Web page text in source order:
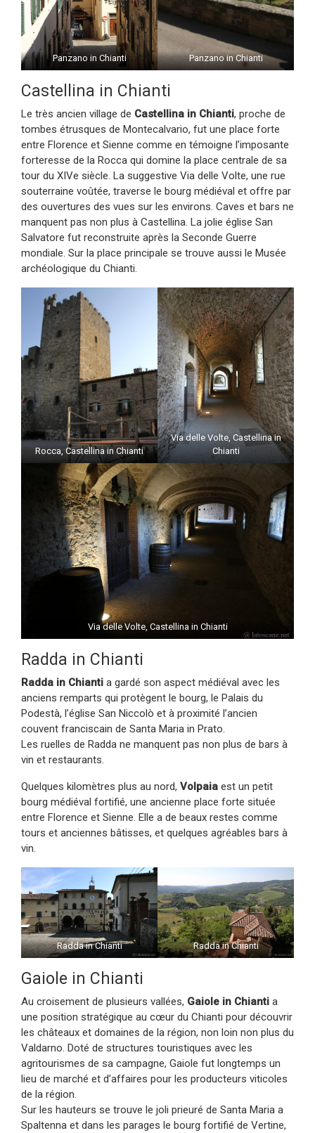
Panzano in Chianti Panzano in Chianti
Castellina in Chianti
Le très ancien village de Castellina in Chianti, proche de
tombes étrusques de Montecalvario, fut une place forte
entre Florence et Sienne comme en témoigne l’imposante
forteresse de la Rocca qui domine la place centrale de sa
tour du XIVe siècle. La suggestive Via delle Volte, une rue
souterraine voûtée, traverse le bourg médiéval et offre par
des ouvertures des vues sur les environs. Caves et bars ne
manquent pas non plus à Castellina. La jolie église San
Salvatore fut reconstruite après la Seconde Guerre
mondiale. Sur la place principale se trouve aussi le Musée
archéologique du Chianti.
Rocca, Castellina in Chianti
Via delle Volte, Castellina in
Chianti
Via delle Volte, Castellina in Chianti
Radda in Chianti
Radda in Chianti a gardé son aspect médiéval avec les
anciens remparts qui protègent le bourg, le Palais du
Podestà, l’église San Niccolò et à proximité l’ancien
couvent franciscain de Santa Maria in Prato.
Les ruelles de Radda ne manquent pas non plus de bars à
vin et restaurants.
Quelques kilomètres plus au nord, Volpaia est un petit
bourg médiéval fortifié, une ancienne place forte située
entre Florence et Sienne. Elle a de beaux restes comme
tours et anciennes bâtisses, et quelques agréables bars à
vin.
Radda in Chianti Radda in Chianti
Gaiole in Chianti
Au croisement de plusieurs vallées, Gaiole in Chianti a
une position stratégique au cœur du Chianti pour découvrir
les châteaux et domaines de la région, non loin non plus du
Valdarno. Doté de structures touristiques avec les
agritourismes de sa campagne, Gaiole fut longtemps un
lieu de marché et d’affaires pour les producteurs viticoles
de la région.
Sur les hauteurs se trouve le joli prieuré de Santa Maria a
Spaltenna et dans les parages le bourg fortifié de Vertine,